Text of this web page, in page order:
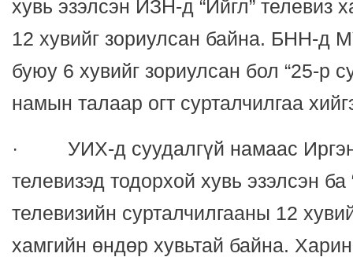
хувь эзэлсэн ИЗН-д “Ийгл” телевиз
12 хувийг зориулсан байна. БНН-д
буюу 6 хувийг зориулсан бол “25-р
намын талаар огт сурталчилгаа
· УИХ-д суудалгүй намаас
телевизэд тодорхой хувь эзэлсэн ба
телевизийн сурталчилгааны 12
хамгийн өндөр хувьтай байна.